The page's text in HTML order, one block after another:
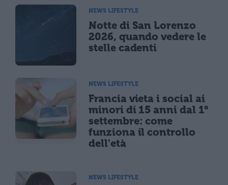
NEWS LIFESTYLE
Notte di San Lorenzo
2026, quando vedere le
stelle cadenti
NEWS LIFESTYLE
Francia vieta i social ai
minori di 15 anni dal 1°
settembre: come
funziona il controllo
dell'età
NEWS LIFESTYLE